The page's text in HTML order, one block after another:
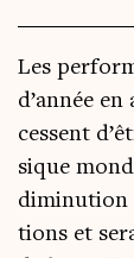
Les
d’année
cessent
sique
dimi­nu­tion
tions et